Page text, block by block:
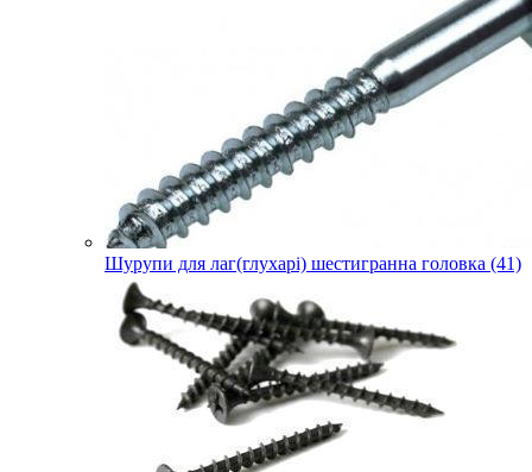
Шурупи для лаг(глухарі) шестигранна головка (41)